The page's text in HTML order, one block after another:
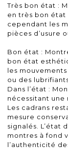
Très bon état :
en très bon état
cependant les
pièces d’usure
Bon état :
bon état
les
ou des
Dans l’état :
nécessitant une
Les cadrans
mesure
signalés. L’état
montres à fond
l’authenticité